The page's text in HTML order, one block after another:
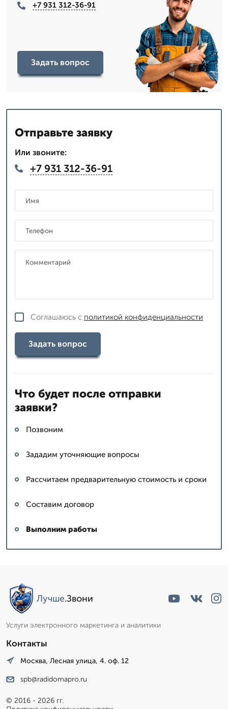
+7 931 312-36-91
Задать вопрос
Отправьте заявку
Или звоните:
+7 931 312-36-91
Соглашаюсь с политикой конфиденциальности
Задать вопрос
Что будет после отправки
заявки?
Позвоним
Зададим уточняющие вопросы
Рассчитаем предварительную стоимость и сроки
Составим договор
Выполним работы
Лучше.Звони
Услуги электронного маркетинга и аналитики
Контакты
Москва, Лесная улица, 4. оф. 12
spb@radidomapro.ru
© 2016 - 2026 гг.